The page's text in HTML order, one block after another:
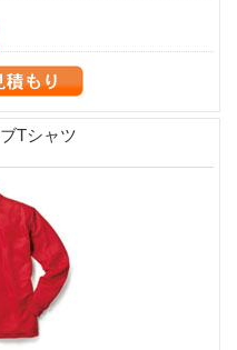
Tシャツ